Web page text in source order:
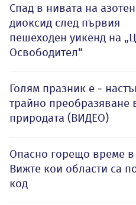
Спад в нивата на азотен
диоксид след първия
пешеходен уикенд на
Освободител“
Голям празник е -
трайно преобразяване
природата (ВИДЕО)
Опасно горещо време в
Вижте кои области са
код